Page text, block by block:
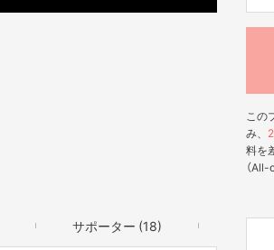
この
み、
料を
（
サポーター (18)